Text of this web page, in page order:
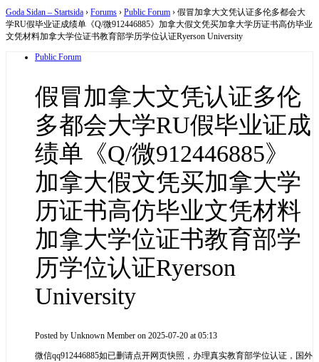
Goda Sidan – Startsida › Forums › Public Forum › 假冒加拿大文凭认证多伦多都会大
学RU假毕业证成绩单《Q/微912446885》加拿大假文凭买加拿大学历证书高仿毕业
文凭材料加拿大学位证书教育部学历学位认证Ryerson University
Public Forum
假冒加拿大文凭认证多伦
多都会大学RU假毕业证成
绩单《Q/微912446885》
加拿大假文凭买加拿大学
历证书高仿毕业文凭材料
加拿大学位证书教育部学
历学位认证Ryerson
University
Posted by Unknown Member on 2025-07-20 at 05:13
微信qq912446885如已删请点开网页快照，办理真实教育部学位认证，国外